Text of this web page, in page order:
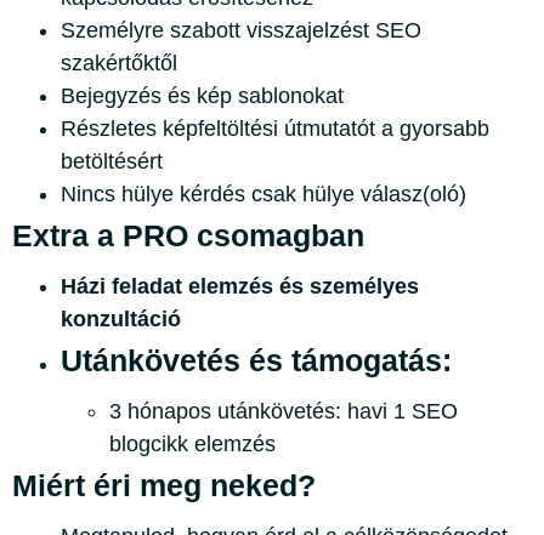
Személyre szabott visszajelzést SEO
szakértőktől
Bejegyzés és kép sablonokat
Részletes képfeltöltési útmutatót a gyorsabb
betöltésért
Nincs hülye kérdés csak hülye válasz(oló)
Extra a PRO csomagban
Házi feladat elemzés és személyes
konzultáció
Utánkövetés és támogatás:
3 hónapos utánkövetés: havi 1 SEO
blogcikk elemzés
Miért éri meg neked?